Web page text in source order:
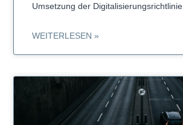
Umsetzung der Digitalisierungsrichtlinie
WEITERLESEN »